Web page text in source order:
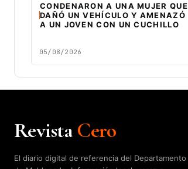
CONDENARON A UNA MUJER QUE
DAÑÓ UN VEHÍCULO Y AMENAZÓ
A UN JOVEN CON UN CUCHILLO
05/08/2026
RevistaCero
El diario digital de referencia del Departamento